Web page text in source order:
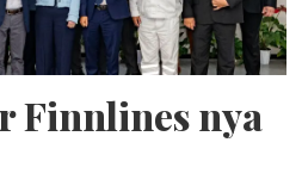
Finnlines nya